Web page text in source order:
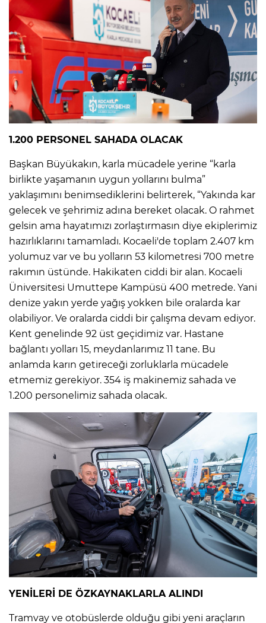
1.200 PERSONEL SAHADA OLACAK
Başkan Büyükakın, karla mücadele yerine “karla
birlikte yaşamanın uygun yollarını bulma”
yaklaşımını benimsediklerini belirterek, “Yakında kar
gelecek ve şehrimiz adına bereket olacak. O rahmet
gelsin ama hayatımızı zorlaştırmasın diye ekiplerimiz
hazırlıklarını tamamladı. Kocaeli'de toplam 2.407 km
yolumuz var ve bu yolların 53 kilometresi 700 metre
rakımın üstünde. Hakikaten ciddi bir alan. Kocaeli
Üniversitesi Umuttepe Kampüsü 400 metrede. Yani
denize yakın yerde yağış yokken bile oralarda kar
olabiliyor. Ve oralarda ciddi bir çalışma devam ediyor.
Kent genelinde 92 üst geçidimiz var. Hastane
bağlantı yolları 15, meydanlarımız 11 tane. Bu
anlamda karın getireceği zorluklarla mücadele
etmemiz gerekiyor. 354 iş makinemiz sahada ve
1.200 personelimiz sahada olacak.
YENİLERİ DE ÖZKAYNAKLARLA ALINDI
Tramvay ve otobüslerde olduğu gibi yeni araçların